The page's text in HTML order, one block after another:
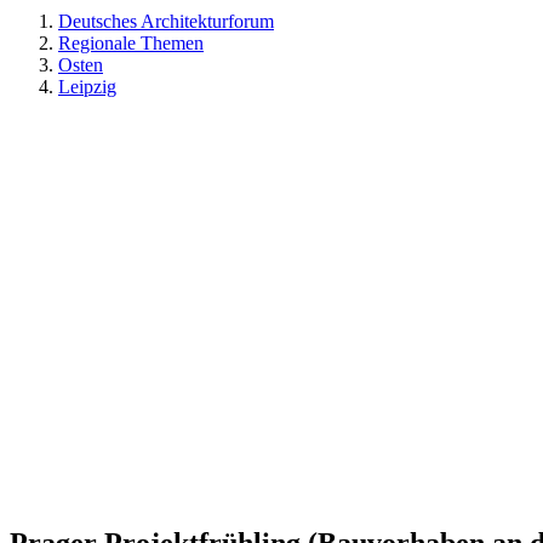
Deutsches Architekturforum
Regionale Themen
Osten
Leipzig